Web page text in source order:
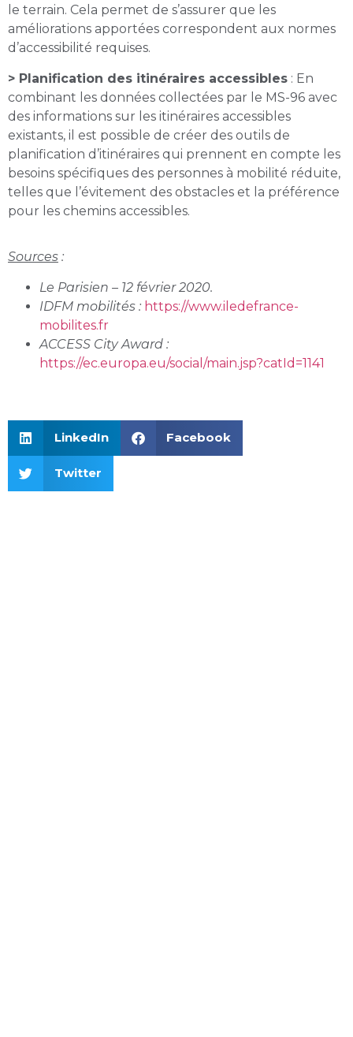
le terrain. Cela permet de s’assurer que les
améliorations apportées correspondent aux normes
d’accessibilité requises.
> Planification des itinéraires accessibles : En
combinant les données collectées par le MS-96 avec
des informations sur les itinéraires accessibles
existants, il est possible de créer des outils de
planification d’itinéraires qui prennent en compte les
besoins spécifiques des personnes à mobilité réduite,
telles que l’évitement des obstacles et la préférence
pour les chemins accessibles.
Sources :
Le Parisien – 12 février 2020.
IDFM mobilités : https://www.iledefrance-
mobilites.fr
ACCESS City Award :
https://ec.europa.eu/social/main.jsp?catId=1141
LinkedIn Facebook
Twitter